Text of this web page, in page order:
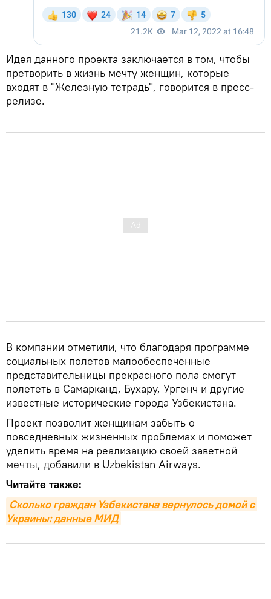
Идея данного проекта заключается в том, чтобы
претворить в жизнь мечту женщин, которые
входят в "Железную тетрадь", говорится в пресс-
релизе.
В компании отметили, что благодаря программе
социальных полетов малообеспеченные
представительницы прекрасного пола смогут
полететь в Самарканд, Бухару, Ургенч и другие
известные исторические города Узбекистана.
Проект позволит женщинам забыть о
повседневных жизненных проблемах и поможет
уделить время на реализацию своей заветной
мечты, добавили в Uzbekistan Airways.
Читайте также:
Сколько граждан Узбекистана вернулось домой с
Украины: данные МИД